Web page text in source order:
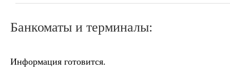
Банкоматы и терминалы:
Информация готовится.